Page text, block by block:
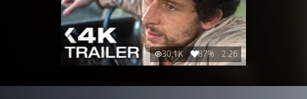
30.1K 87% 2:26